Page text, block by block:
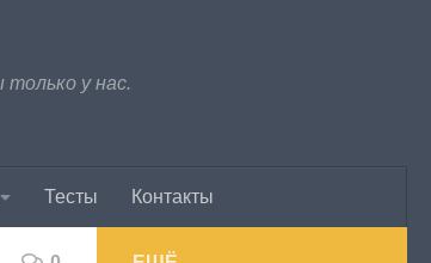
у нас.
Тесты Контакты